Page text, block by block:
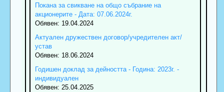
Покана за свикване на общо събрание на
акционерите - Дата: 07.06.2024г.
Обявен: 19.04.2024
Актуален дружествен договор/учредителен акт/
устав
Обявен: 18.06.2024
Годишен доклад за дейността - Година: 2023г. -
индивидуален
Обявен: 25.04.2025